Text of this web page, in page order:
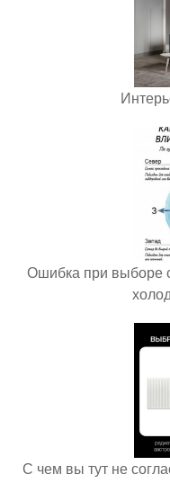
Ошибка при выборе
С чем вы тут не